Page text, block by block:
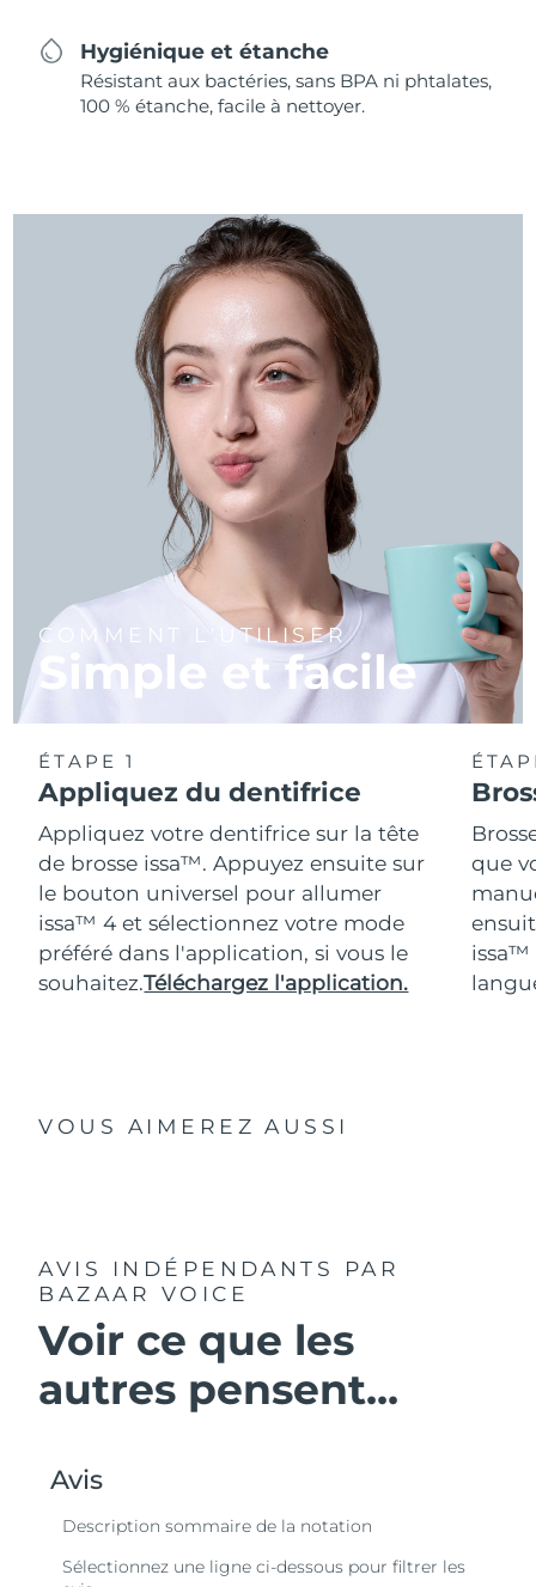
Hygiénique et étanche
Résistant aux bactéries, sans BPA ni phtalates,
100 % étanche, facile à nettoyer.
COMMENT L'UTILISER
Simple et facile
ÉTAPE 1
Appliquez du dentifrice
Appliquez votre dentifrice sur la tête
de brosse issa™. Appuyez ensuite sur
le bouton universel pour allumer
issa™ 4 et sélectionnez votre mode
préféré dans l'application, si vous le
souhaitez.Téléchargez l'application.
que
issa™
VOUS AIMEREZ AUSSI
AVIS INDÉPENDANTS
PAR
BAZAAR VOICE
Voir ce que les
autres pensent...